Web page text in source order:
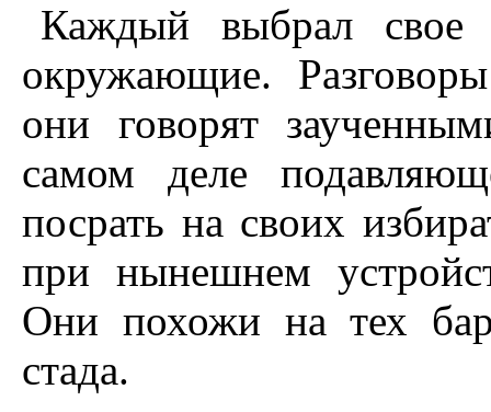
Каждый выбрал
окружающие.
они говорят
самом деле
посрать на своих
при нынешнем
Они похожи на тех
стада.